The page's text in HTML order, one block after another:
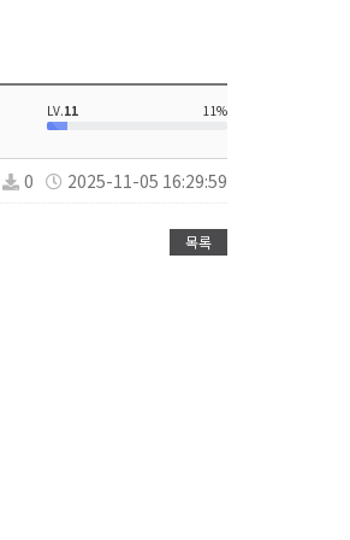
LV.11 11%
0 2025-11-05 16:29:59
목록